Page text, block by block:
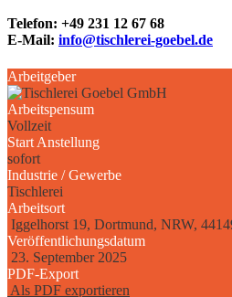
Telefon: +49 231 12 67 68
E-Mail: info@tischlerei-goebel.de
Arbeitgeber
Arbeitspensum
Vollzeit
Start Anstellung
sofort
Industrie / Gewerbe
Tischlerei
Arbeitsort
Iggelhorst 19, Dortmund, NRW,
Veröffentlichungsdatum
23. September 2025
PDF-Export
Als PDF exportieren